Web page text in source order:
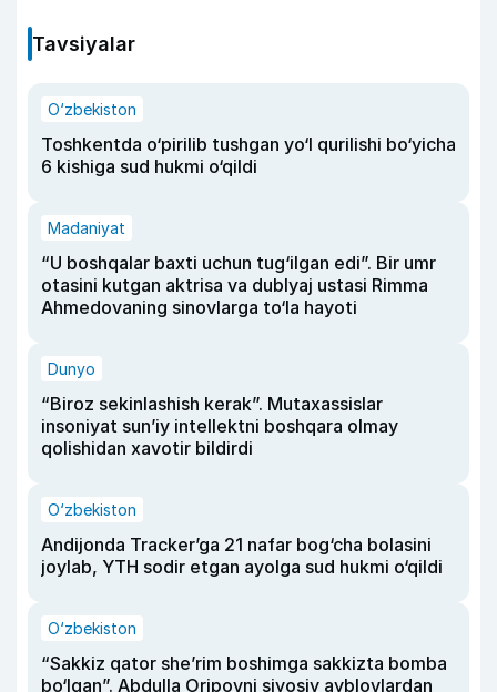
Tavsiyalar
O‘zbekiston
Toshkentda o‘pirilib tushgan yo‘l qurilishi bo‘yicha
6 kishiga sud hukmi o‘qildi
Madaniyat
“U boshqalar baxti uchun tug‘ilgan edi”. Bir umr
otasini kutgan aktrisa va dublyaj ustasi Rimma
Ahmedovaning sinovlarga to‘la hayoti
Dunyo
“Biroz sekinlashish kerak”. Mutaxassislar
insoniyat sun’iy intellektni boshqara olmay
qolishidan xavotir bildirdi
O‘zbekiston
Andijonda Tracker’ga 21 nafar bog‘cha bolasini
joylab, YTH sodir etgan ayolga sud hukmi o‘qildi
O‘zbekiston
“Sakkiz qator she’rim boshimga sakkizta bomba
bo‘lgan”. Abdulla Oripovni siyosiy ayblovlardan